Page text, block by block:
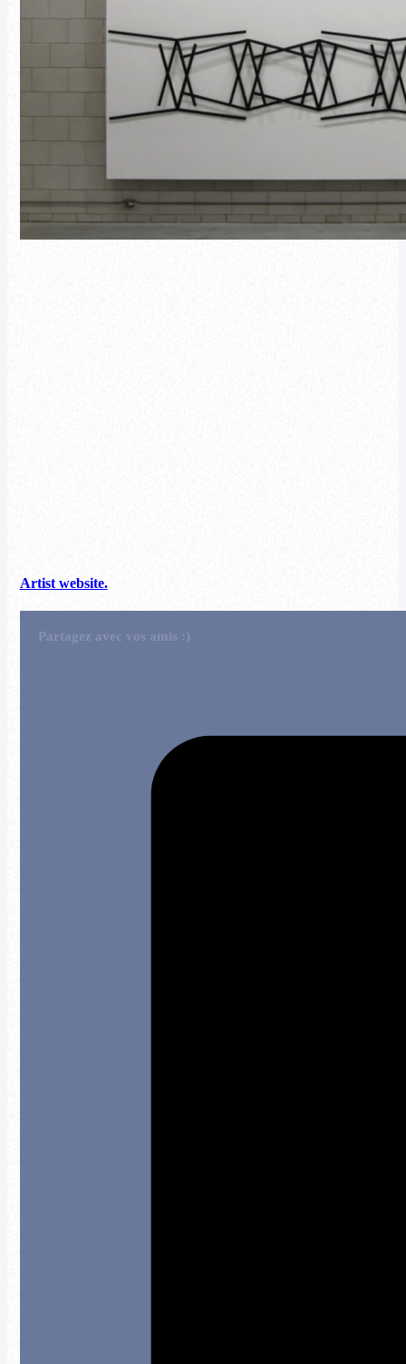
Artist website.
Partagez avec vos amis :)